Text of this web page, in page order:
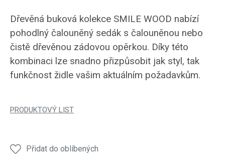
Dřevěná buková kolekce SMILE WOOD nabízí
pohodlný čalouněný sedák s čalouněnou nebo
čistě dřevěnou zádovou opěrkou. Díky této
kombinaci lze snadno přizpůsobit jak styl, tak
funkčnost židle vašim aktuálním požadavkům.
PRODUKTOVÝ LIST
Přidat do oblíbených